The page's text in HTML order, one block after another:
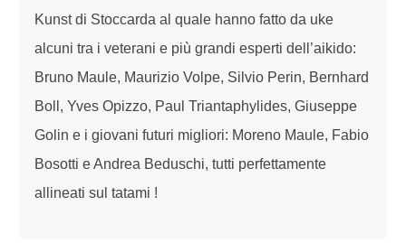
Kunst di Stoccarda al quale hanno fatto da uke
alcuni tra i veterani e più grandi esperti dell’aikido:
Bruno Maule, Maurizio Volpe, Silvio Perin, Bernhard
Boll, Yves Opizzo, Paul Triantaphylides, Giuseppe
Golin e i giovani futuri migliori: Moreno Maule, Fabio
Bosotti e Andrea Beduschi, tutti perfettamente
allineati sul tatami !